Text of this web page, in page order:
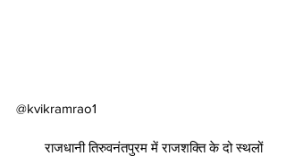
@kvikramrao1
        राजधानी तिरुवनंतपुरम में राजशक्ति के दो स्थलों